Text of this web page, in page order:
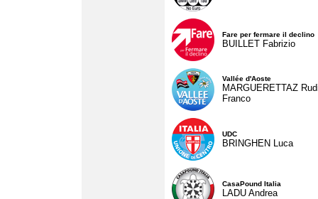
Fare per fermare il declino
BUILLET Fabrizio
Vallée d'Aoste
MARGUERETTAZ
Franco
UDC
BRINGHEN Luca
CasaPound Italia
LADU Andrea